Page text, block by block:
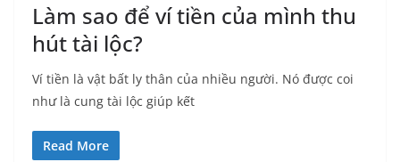
Làm sao để ví tiền của mình thu
hút tài lộc?
Ví tiền là vật bất ly thân của nhiều người. Nó được coi
như là cung tài lộc giúp kết
Read More